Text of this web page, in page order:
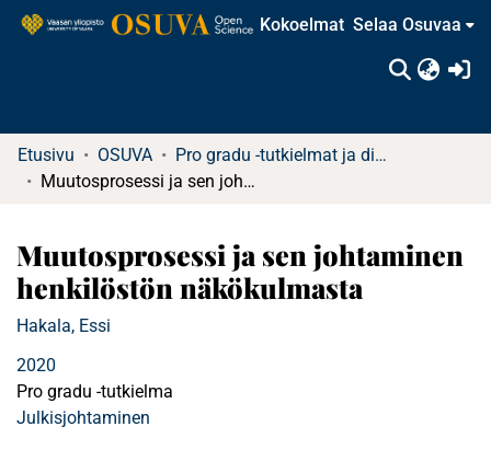
Kokoelmat Selaa Osuvaa
Etusivu OSUVA
Pro gradu -tutkielmat ja diplomityöt (rajattu saatavuus)
Muutosprosessi ja sen johtaminen henkilöstön näkökulmasta
Muutosprosessi ja sen johtaminen
henkilöstön näkökulmasta
Hakala, Essi
2020
Pro gradu -tutkielma
Julkisjohtaminen